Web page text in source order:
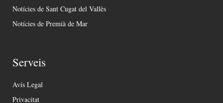
Notícies de Sant Cugat del Vallès
Notícies de Premià de Mar
Serveis
Avís Legal
Privacitat